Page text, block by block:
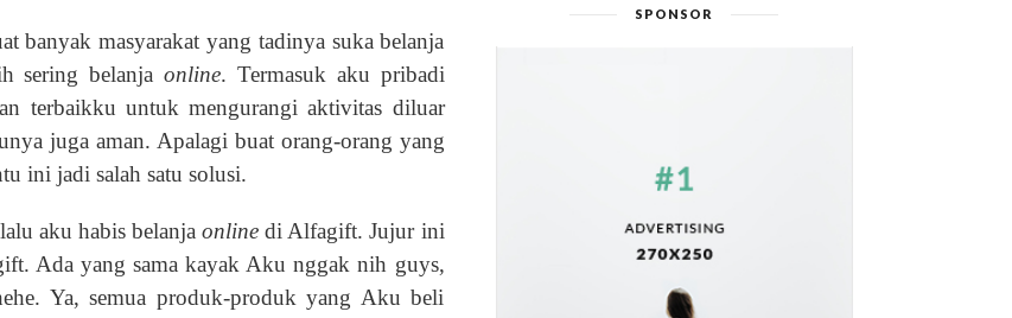
banyak masyarakat yang tadinya suka belanja
sering belanjaonline. Termasuk aku pribadi
terbaikku untuk mengurangi aktivitas diluar
juga aman. Apalagi buat orang-orang yang
ini jadi salah satu solusi.
aku habis belanjaonlinedi Alfagift. Jujur ini
Ada yang sama kayak Aku nggak nih guys,
Ya, semua produk-produk yang Aku beli
SPONSOR